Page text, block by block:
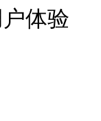
体验